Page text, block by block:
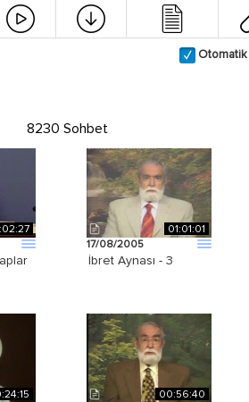
Otomatik
8230 Sohbet
01:01:01
17/08/2005
İbret Aynası - 3
00:56:40